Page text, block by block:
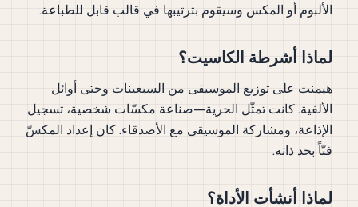
الألبوم أو المكس وسيقوم بترتيبها في قالب قابل للطباعة.
لماذا أشرطة الكاسيت؟
هيمنت على توزيع الموسيقى من السبعينات وحتى أوائل
الألفية. كانت تمثّل الحرية—صناعة مكسّات شخصية، تسجيل
الإذاعة، ومشاركة الموسيقى مع الأصدقاء. كان إعداد المكسّ
فنّاً بحد ذاته.
لماذا أنشأت الأداة؟